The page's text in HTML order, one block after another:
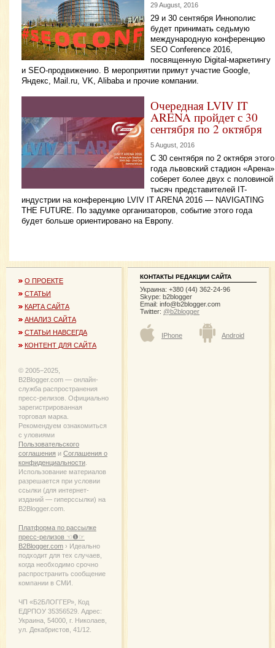
29 August, 2016
29 и 30 сентября Иннополис
будет принимать седьмую
международную конференцию
SEO Conference 2016,
посвященную Digital-маркетингу
и SEO-продвижению. В мероприятии примут участие Google,
Яндекс, Mail.ru, VK, Alibaba и прочие компании.
Очередная LVIV IT
ARENA пройдет с 30
сентября по 2 октября
5 August, 2016
С 30 сентября по 2 октября этого
года львовский стадион «Арена»
соберет более двух с половиной
тысяч представителей IT-
индустрии на конференцию LVIV IT ARENA 2016 — NAVIGATING
THE FUTURE. По задумке организаторов, событие этого года
будет больше ориентировано на Европу.
О ПРОЕКТЕ
СТАТЬИ
КАРТА САЙТА
АНАЛИЗ САЙТА
СТАТЬИ НАВСЕГДА
КОНТЕНТ ДЛЯ САЙТА
© 2005−2025,
B2Blogger.com — онлайн-
служба распространения
пресс-релизов. Официально
зарегистрированная
торговая марка.
Рекомендуем ознакомиться
с уловиями
Пользовательского
соглашения и Соглашения о
конфиденциальности
Использование материалов
разрешается при условии
ссылки (для интернет-
изданий — гиперссылки) на
B2Blogger.com.
Платформа по рассылке
пресс-релизов ☜❶☞
B2Blogger.com › Идеально
подходит для тех случаев,
когда необходимо срочно
распространить сообщение
компании в СМИ.
ЧП «Б2БЛОГГЕР», Код
ЕДРПОУ 35356529. Адрес:
Украина, 54000, г. Николаев,
ул. Декабристов, 41/12.
КОНТАКТЫ РЕДАКЦИИ САЙТА
Украина: +380 (44) 362-24-96
Skype: b2blogger
Email: info@b2blogger.com
Twitter: @b2blogger
IPhone Android